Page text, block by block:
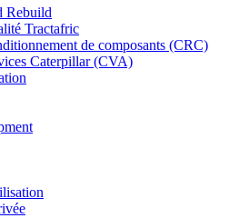
Rebuild
Tractafric
de composants (CRC)
Caterpillar (CVA)